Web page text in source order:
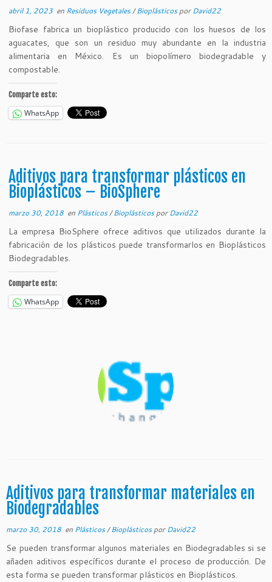
abril 1, 2023 en Residuos Vegetales/BioplásticosporDavid22
Biofase fabrica un bioplástico producido con los huesos de los
aguacates, que son un residuo muy abundante en la industria
alimentaria en México. Es un biopolímero biodegradable y
compostable.
Comparte esto:
WhatsApp
Aditivos para transformar plásticos en
Bioplásticos – BioSphere
marzo 30, 2018 en Plásticos/BioplásticosporDavid22
La empresa BioSphere ofrece aditivos que utilizados durante la
fabricación de los plásticos puede transformarlos en Bioplásticos
Biodegradables.
Comparte esto:
WhatsApp
Aditivos para transformar materiales en
Biodegradables
marzo 30, 2018 en Plásticos/BioplásticosporDavid22
Se pueden transformar algunos materiales en Biodegradables si se
añaden aditivos específicos durante el proceso de producción. De
esta forma se pueden transformar plásticos en Bioplásticos.